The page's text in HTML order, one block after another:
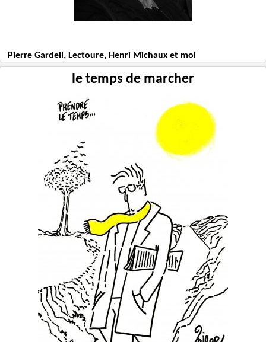
Pierre Gardeil, Lectoure, Henri Michaux et moi
le temps de marcher